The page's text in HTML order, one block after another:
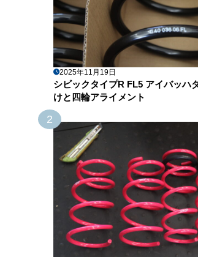
2025年11月19日
シビックタイプR FL5 アイバッハ
けと四輪アライメント
2